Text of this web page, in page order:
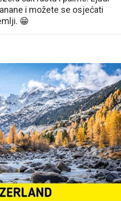
i možete se osjećati
😁